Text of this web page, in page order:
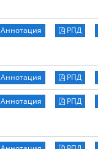
Аннотация РПД
Аннотация РПД
Аннотация РПД